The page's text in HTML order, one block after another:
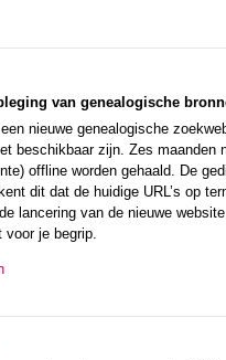
van genealogische
nieuwe genealogische
beschikbaar zijn. Zes
offline worden gehaald. De
dit dat de huidige URL’s op
lancering van de nieuwe
voor je begrip.